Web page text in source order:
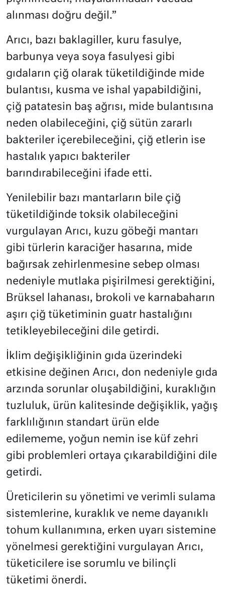
alınması doğru değil.”
Arıcı, bazı baklagiller, kuru fasulye,
barbunya veya soya fasulyesi gibi
gıdaların çiğ olarak tüketildiğinde mide
bulantısı, kusma ve ishal yapabildiğini,
çiğ patatesin baş ağrısı, mide bulantısına
neden olabileceğini, çiğ sütün zararlı
bakteriler içerebileceğini, çiğ etlerin ise
hastalık yapıcı bakteriler
barındırabileceğini ifade etti.
Yenilebilir bazı mantarların bile çiğ
tüketildiğinde toksik olabileceğini
vurgulayan Arıcı, kuzu göbeği mantarı
gibi türlerin karaciğer hasarına, mide
bağırsak zehirlenmesine sebep olması
nedeniyle mutlaka pişirilmesi gerektiğini,
Brüksel lahanası, brokoli ve karnabaharın
aşırı çiğ tüketiminin guatr hastalığını
tetikleyebileceğini dile getirdi.
İklim değişikliğinin gıda üzerindeki
etkisine değinen Arıcı, don nedeniyle gıda
arzında sorunlar oluşabildiğini, kuraklığın
tuzluluk, ürün kalitesinde değişiklik, yağış
farklılığının standart ürün elde
edilememe, yoğun nemin ise küf zehri
gibi problemleri ortaya çıkarabildiğini dile
getirdi.
Üreticilerin su yönetimi ve verimli sulama
sistemlerine, kuraklık ve neme dayanıklı
tohum kullanımına, erken uyarı sistemine
yönelmesi gerektiğini vurgulayan Arıcı,
tüketicilere ise sorumlu ve bilinçli
tüketimi önerdi.